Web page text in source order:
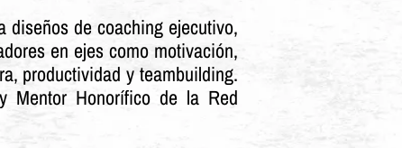
diseños de coaching ejecutivo,
en ejes como motivación,
productividad y teambuilding.
Mentor Honorífico de la Red